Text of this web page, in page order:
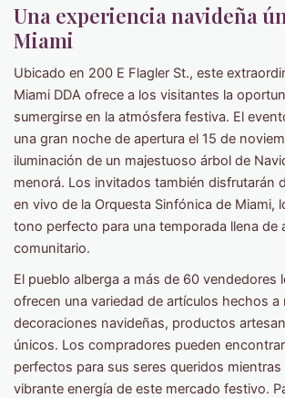
Una experiencia navideña
Miami
Ubicado en 200 E Flagler St., este
Miami DDA ofrece a los visitantes la
sumergirse en la atmósfera festiva. El
una gran noche de apertura el 15 de
iluminación de un majestuoso árbol de
menorá. Los invitados también disfrutarán
en vivo de la Orquesta Sinfónica de Miami,
tono perfecto para una temporada llena de
comunitario.
El pueblo alberga a más de 60 vendedores
ofrecen una variedad de artículos hechos a
decoraciones navideñas, productos
únicos. Los compradores pueden
perfectos para sus seres queridos
vibrante energía de este mercado festivo.